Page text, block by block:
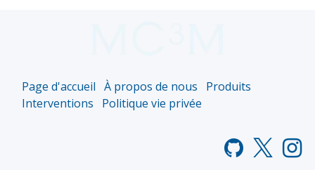
Page d'accueil À propos de nous
Produits
Interventions
Politique vie privée